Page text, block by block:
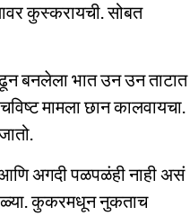
कुस्करायची. सोबत
बनलेला भात उन उन ताटात
मामला छान कालवायचा.
अगदी पळपळंही नाही असं
कुकरमधून नुकताच